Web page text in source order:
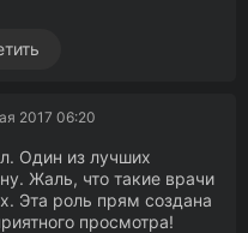
2017 06:20
Один из лучших
Жаль, что такие врачи
Эта роль прям создана
просмотра!